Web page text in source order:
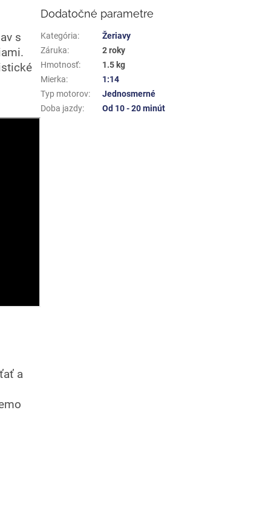
s
a
Dodatočné parametre
Kategória:
Žeriavy
Záruka:
2 roky
Hmotnosť:
1.5 kg
Mierka:
1:14
Typ motorov:
Jednosmerné
Doba jazdy: Od 10 - 20 minút